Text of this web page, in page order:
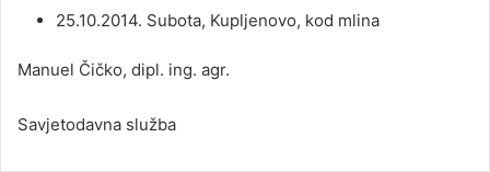
25.10.2014. Subota, Kupljenovo, kod mlina
Manuel Čičko, dipl. ing. agr.
Savjetodavna služba